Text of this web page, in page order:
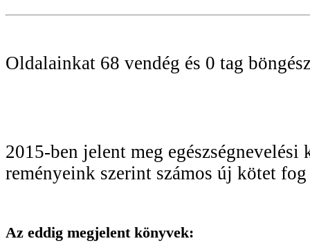
Oldalainkat 68 vendég és 0 tag
2015-ben jelent meg
reményeink szerint számos új kötet
Az eddig megjelent könyvek: